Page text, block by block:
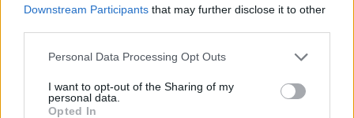
Downstream Participants that may further disclose it to other
Personal Data Processing Opt Outs
I want to opt-out of the Sharing of my
personal data.
Opted In
H νέα έξοδος της
Charlene φανέρωσε
τη μεγάλη αλλαγή
στην εμφάνισή της
Όχι στην Αθήνα του
αλλά στην Κύπρο: Ο
Κωνσταντίνος
Αργυρός συνάντησε
τον πρίγκιπα